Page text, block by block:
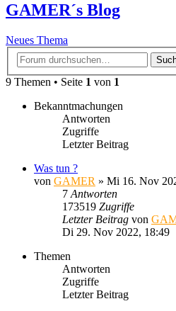
GAMER´s Blog
Neues Thema
9 Themen • Seite 1 von 1
Bekanntmachungen
Antworten
Zugriffe
Letzter Beitrag
Was tun ?
von GAMER » Mi 16. Nov
7 Antworten
173519 Zugriffe
Letzter Beitrag von
Di 29. Nov 2022, 18:49
Themen
Antworten
Zugriffe
Letzter Beitrag